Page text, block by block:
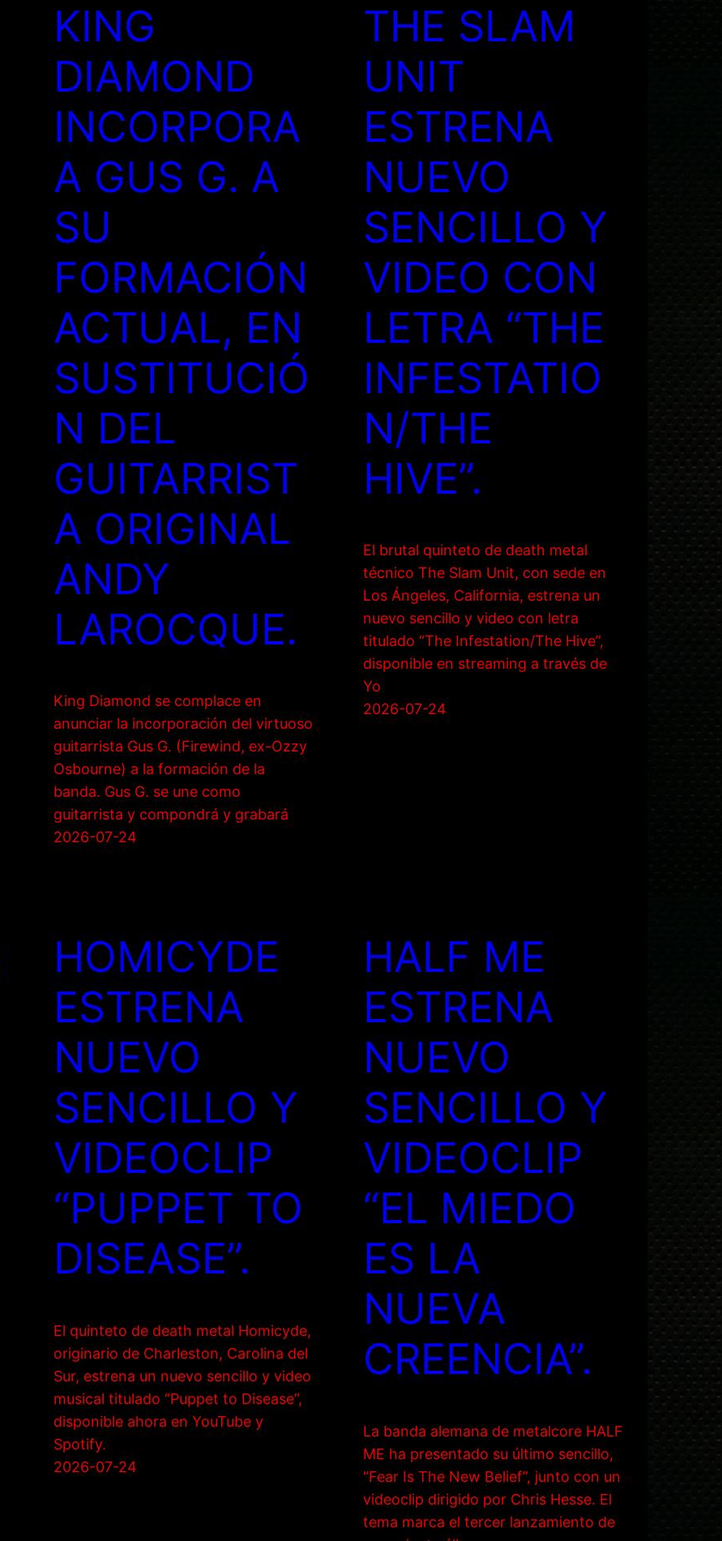
KING
DIAMOND
INCORPORA
A GUS G. A
SU
FORMACIÓN
ACTUAL, EN
SUSTITUCIÓ
N DEL
GUITARRIST
A ORIGINAL
ANDY
LAROCQUE.
King Diamond se complace en
anunciar la incorporación del virtuoso
guitarrista Gus G. (Firewind, ex-Ozzy
Osbourne) a la formación de la
banda. Gus G. se une como
guitarrista y compondrá y grabará
2026-07-24
THE SLAM
UNIT
ESTRENA
NUEVO
SENCILLO Y
VIDEO CON
LETRA “THE
INFESTATIO
N/THE
HIVE”.
El brutal quinteto de death metal
técnico The Slam Unit, con sede en
Los Ángeles, California, estrena un
nuevo sencillo y video con letra
titulado “The Infestation/The Hive”,
disponible en streaming a través de
Yo
2026-07-24
HOMICYDE
ESTRENA
NUEVO
SENCILLO Y
VIDEOCLIP
“PUPPET TO
DISEASE”.
El quinteto de death metal Homicyde,
originario de Charleston, Carolina del
Sur, estrena un nuevo sencillo y video
musical titulado “Puppet to Disease”,
disponible ahora en YouTube y
Spotify.
2026-07-24
HALF ME
ESTRENA
NUEVO
SENCILLO Y
VIDEOCLIP
“EL MIEDO
ES LA
NUEVA
CREENCIA”.
La banda alemana de metalcore HALF
ME ha presentado su último sencillo,
“Fear Is The New Belief”, junto con un
videoclip dirigido por Chris Hesse. El
tema marca el tercer lanzamiento de